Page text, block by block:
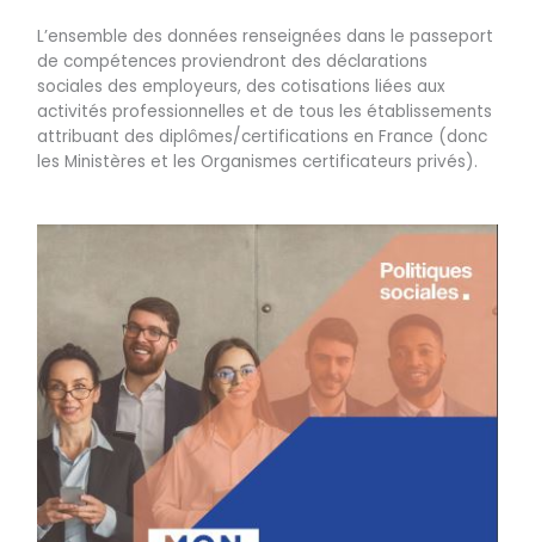
L’ensemble des données renseignées dans le passeport
de compétences proviendront des déclarations
sociales des employeurs, des cotisations liées aux
activités professionnelles et de tous les établissements
attribuant des diplômes/certifications en France (donc
les Ministères et les Organismes certificateurs privés).